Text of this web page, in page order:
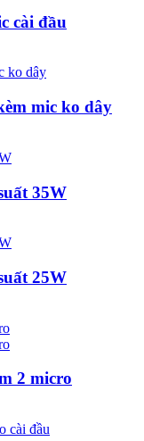
cài đầu
mic ko dây
35W
25W
2 micro